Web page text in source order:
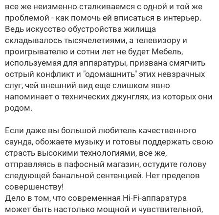
все же неизменно сталкиваемся с одной и той же
проблемой - как помочь ей вписаться в интерьер.
Ведь искусство обустройства жилища
складывалось тысячелетиями, а телевизору и
проигрывателю и сотни лет не будет Мебель,
используемая для аппаратуры, призвана смягчить
острый конфликт и "одомашнить" этих невзрачных
слуг, чей внешний вид еще слишком явно
напоминает о технических джунглях, из которых они
родом.
Если даже вы большой любитель качественного
саунда, обожаете музыку и готовы поддержать свою
страсть высокими технологиями, все же,
отправляясь в пафосный магазин, остудите голову
следующей банальной сентенцией. Нет пределов
совершенству!
Дело в том, что современная Hi-Fi-аппаратура
может быть настолько мощной и чувствительной,